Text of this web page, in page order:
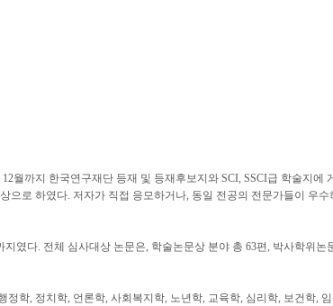
월까지 한국연구재단 등재 및 등재후보지와 SCI, SSCI급 학술지에
으로 하였다. 저자가 직접 응모하거나, 동일 전공의 전문가들이 우
지였다. 전체 심사대상 논문은, 학술논문상 분야 총 63편, 박사학위논
학, 정치학, 언론학, 사회복지학, 노년학, 교육학, 심리학, 보건학,